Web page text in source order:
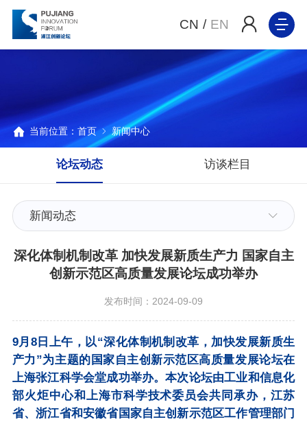
CN / EN
当前位置： 首页 新闻中心
论坛动态 访谈栏目
新闻动态
深化体制机制改革 加快发展新质生产力 国家自主
创新示范区高质量发展论坛成功举办
发布时间：2024-09-09
9月8日上午，以“深化体制机制改革，加快发展新质生
产力”为主题的国家自主创新示范区高质量发展论坛在
上海张江科学会堂成功举办。本次论坛由工业和信息化
部火炬中心和上海市科学技术委员会共同承办，江苏
省、浙江省和安徽省国家自主创新示范区工作管理部门